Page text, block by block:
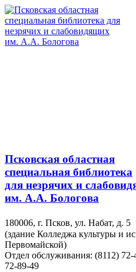
Псковская областная
специальная библиотека
для незрячих и
им. А.А. Бологова
180006, г. Псков, ул. Набат, д. 5
(здание Колледжа культуры и
Первомайской)
Отдел обслуживания: (8112) 72-
72-89-49